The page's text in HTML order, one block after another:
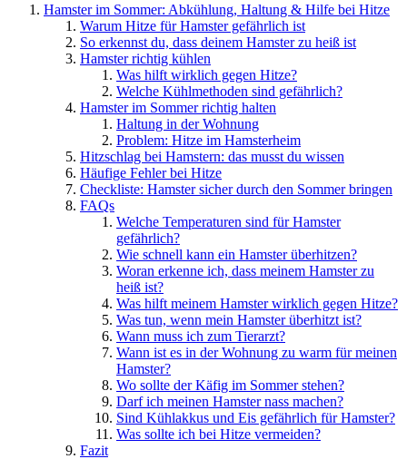
Hamster im Sommer: Abkühlung, Haltung & Hilfe bei Hitze
Warum Hitze für Hamster gefährlich ist
So erkennst du, dass deinem Hamster zu heiß ist
Hamster richtig kühlen
Was hilft wirklich gegen Hitze?
Welche Kühlmethoden sind gefährlich?
Hamster im Sommer richtig halten
Haltung in der Wohnung
Problem: Hitze im Hamsterheim
Hitzschlag bei Hamstern: das musst du wissen
Häufige Fehler bei Hitze
Checkliste: Hamster sicher durch den Sommer bringen
FAQs
Welche Temperaturen sind für Hamster
gefährlich?
Wie schnell kann ein Hamster überhitzen?
Woran erkenne ich, dass meinem Hamster zu
heiß ist?
Was hilft meinem Hamster wirklich gegen Hitze?
Was tun, wenn mein Hamster überhitzt ist?
Wann muss ich zum Tierarzt?
Wann ist es in der Wohnung zu warm für meinen
Hamster?
Wo sollte der Käfig im Sommer stehen?
Darf ich meinen Hamster nass machen?
Sind Kühlakkus und Eis gefährlich für Hamster?
Was sollte ich bei Hitze vermeiden?
Fazit